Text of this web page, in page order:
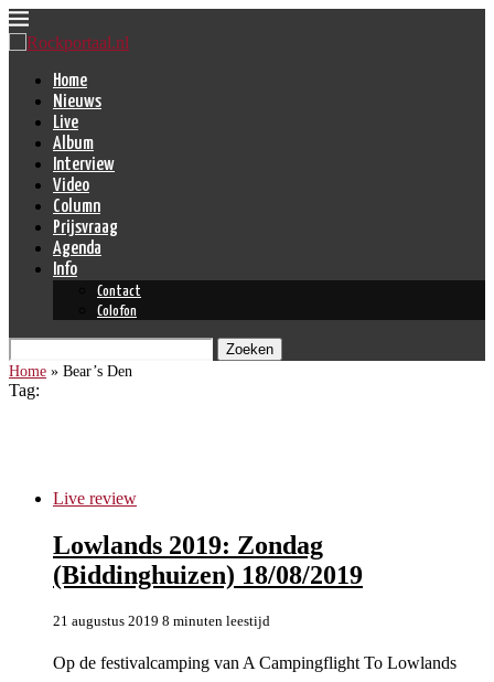
Home
Nieuws
Live
Album
Interview
Video
Column
Prijsvraag
Agenda
Info
Contact
Colofon
Zoeken
Home » Bear’s Den
Tag:
Live review
Lowlands 2019: Zondag
(Biddinghuizen) 18/08/2019
21 augustus 2019 8 minuten leestijd
Op de festivalcamping van A Campingflight To Lowlands